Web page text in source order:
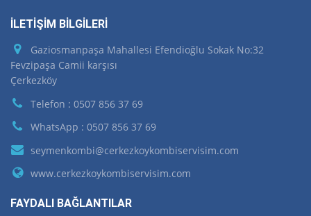
İLETİŞİM BİLGİLERİ
Gaziosmanpaşa Mahallesi Efendioğlu Sokak No:32
Fevzipaşa Camii karşısı
Çerkezköy
Telefon : 0507 856 37 69
WhatsApp : 0507 856 37 69
seymenkombi@cerkezkoykombiservisim.com
www.cerkezkoykombiservisim.com
FAYDALI BAĞLANTILAR